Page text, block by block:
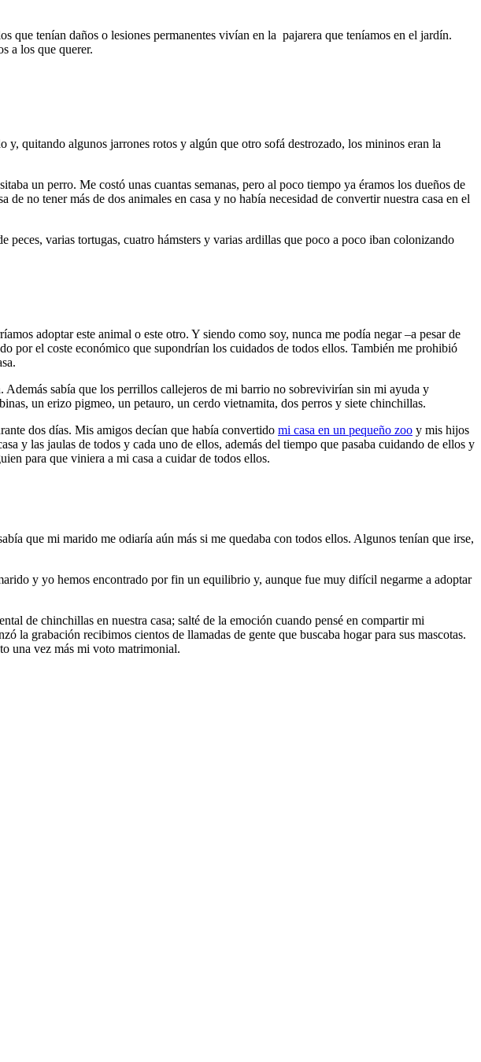
que tenían daños o lesiones permanentes vivían en la pajarera que teníamos en el jardín.
a los que querer.
quitando algunos jarrones rotos y algún que otro sofá destrozado, los mininos eran la
un perro. Me costó unas cuantas semanas, pero al poco tiempo ya éramos los dueños de
no tener más de dos animales en casa y no había necesidad de convertir nuestra casa en el
peces, varias tortugas, cuatro hámsters y varias ardillas que poco a poco iban colonizando
adoptar este animal o este otro. Y siendo como soy, nunca me podía negar –a pesar de
por el coste económico que supondrían los cuidados de todos ellos. También me prohibió
Además sabía que los perrillos callejeros de mi barrio no sobrevivirían sin mi ayuda y
un erizo pigmeo, un petauro, un cerdo vietnamita, dos perros y siete chinchillas.
dos días. Mis amigos decían que había convertido mi casa en un pequeño zoo y mis hijos
y las jaulas de todos y cada uno de ellos, además del tiempo que pasaba cuidando de ellos y
para que viniera a mi casa a cuidar de todos ellos.
que mi marido me odiaría aún más si me quedaba con todos ellos. Algunos tenían que irse,
y yo hemos encontrado por fin un equilibrio y, aunque fue muy difícil negarme a adoptar
de chinchillas en nuestra casa; salté de la emoción cuando pensé en compartir mi
la grabación recibimos cientos de llamadas de gente que buscaba hogar para sus mascotas.
una vez más mi voto matrimonial.